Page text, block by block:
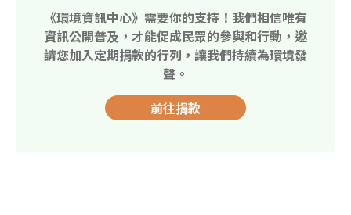
《環境資訊中心》需要你的支持！我們相信唯有
資訊公開普及，才能促成民眾的參與和行動，邀
請您加入定期捐款的行列，讓我們持續為環境發
聲。
前往捐款